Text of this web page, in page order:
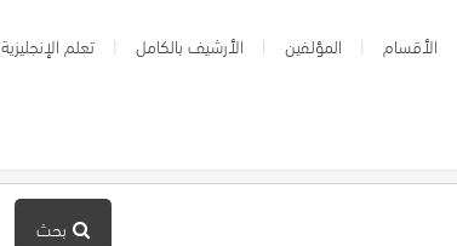
الأقسام المؤلفين الأرشيف بالكامل تعلم الإنجليزية
بحث